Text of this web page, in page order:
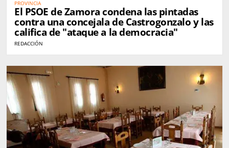
PROVINCIA
El PSOE de Zamora condena las pintadas
contra una concejala de Castrogonzalo y las
califica de "ataque a la democracia"
REDACCIÓN